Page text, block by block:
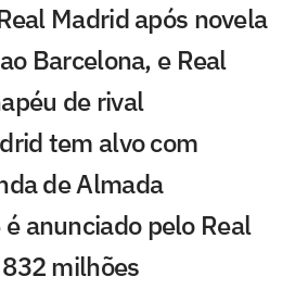
Madrid após novela
Barcelona, e Real
de rival
tem alvo com
de Almada
anunciado pelo Real
milhões